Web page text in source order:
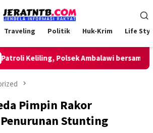
Traveling Politik Huk-Krim Life
Keliling, Polsek Ambalawi bersama TNI
Pimpin Rakor
Stunting